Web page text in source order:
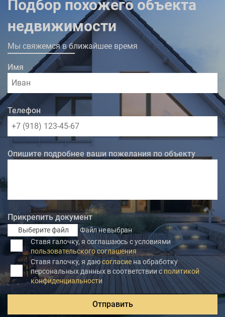
Подбор похожего объекта
недвижимости
Мы свяжемся в ближайшее время
Имя
Телефон
Опишите подробнее ваши пожелания по объекту
Прикрепить документ
Выберите файл
Файл не выбран
Ставя галочку, я соглашаюсь с условиями
пользовательского соглашения
Ставя галочку, я даюсогласиена обработку
персональных данных в соответствии сполитикой
конфиденциальности
Отправить